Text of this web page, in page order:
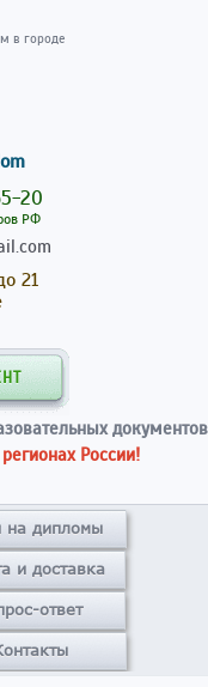
20
РФ
21
документов
России!
на дипломы
и доставка
ответ